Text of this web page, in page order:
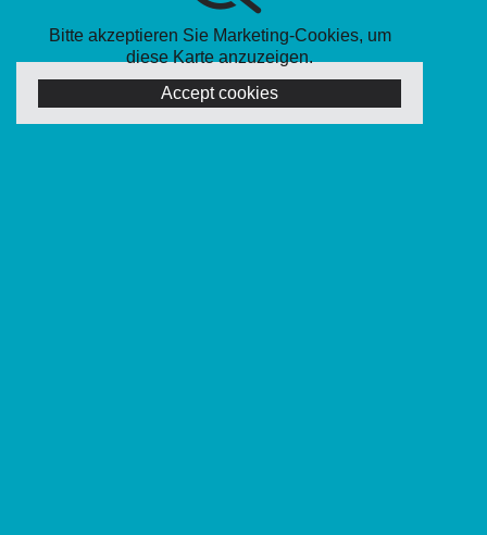
Bitte akzeptieren Sie Marketing-Cookies, um
diese Karte anzuzeigen.
Accept cookies